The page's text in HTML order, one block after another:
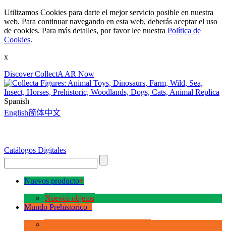
Utilizamos Cookies para darte el mejor servicio posible en nuestra
web. Para continuar navegando en esta web, deberás aceptar el uso
de cookies. Para más detalles, por favor lee nuestra Política de
Cookies.
x
Discover CollectA AR Now
Spanish
English简体中文
Catálogos Digitales
Nuevos producto+
Nuevos objetos
Mundo Prehistorico